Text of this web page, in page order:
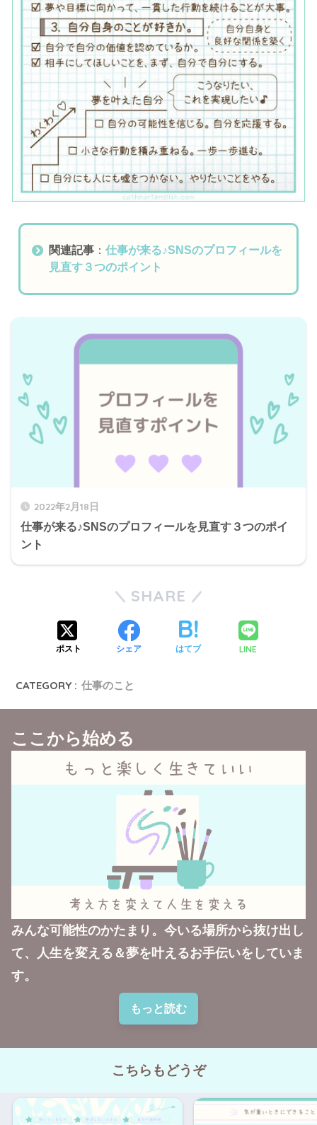
関連記事 ： 仕事が来る♪SNSのプロフィールを
見直す３つのポイント
2022年2月18日
仕事が来る♪SNSのプロフィールを見直す３つのポイ
ント
SHARE
ポスト シェア はてブ LINE
CATEGORY : 仕事のこと
ここから始める
みんな可能性のかたまり。今いる場所から抜け出し
て、人生を変える＆夢を叶えるお手伝いをしていま
す。
もっと読む
こちらもどうぞ